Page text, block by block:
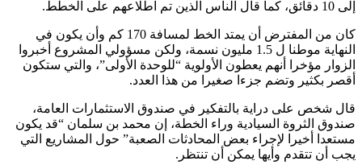
إلى 10 دقائق، كما قال الناس الذين تم اطلاعهم على الخطط.
كان من المفترض أن يمتد الخط لمسافة 170 كم وأن يكون في
النهاية موطنا ل 1.5 مليون نسمة، ولكن مسؤولي المشروع أخبروا
الزوار مؤخرا أنهم يعطون الأولوية “للوحدة الأولى”، والتي ستكون
أقصر بكثير وتضم جزءا صغيرا من هذا العدد.
قال شخص على دراية بالتفكير في صندوق الاستثمارات العامة،
صندوق الثروة السيادية وراء الخطة، إن محمد بن سلمان “قد يكون
مستعدا أخيرا لإجراء بعض المحادثات الصعبة” حول المشاريع التي
يجب أن تتقدم وأيها يمكن أن تنتظر.